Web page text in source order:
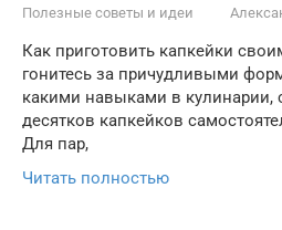
Полезные советы и идеи
Как приготовить капкейки
гонитесь за причудливыми
какими навыками в кулинарии,
десятков капкейков
Для пар,
Читать полностью